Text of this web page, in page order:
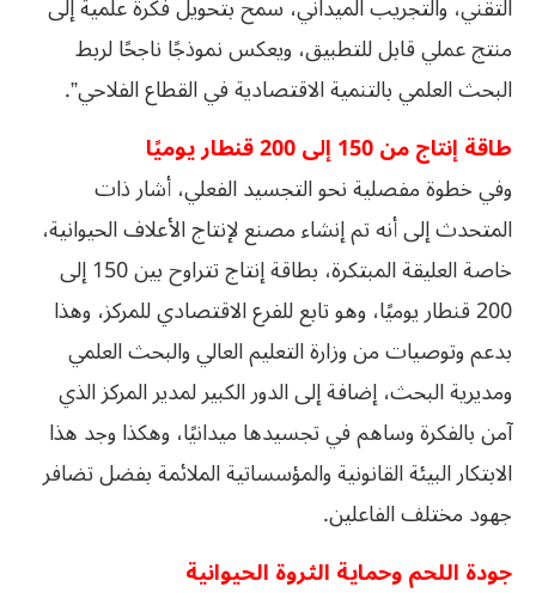
منتج عملي قابل للتطبيق، ويعكس نموذجًا ناجحًا لربط
البحث العلمي بالتنمية الاقتصادية في القطاع الفلاحي”.
طاقة إنتاج من 150 إلى 200 قنطار يوميًا
وفي خطوة مفصلية نحو التجسيد الفعلي، أشار ذات
المتحدث إلى أنه تم إنشاء مصنع لإنتاج الأعلاف الحيوانية،
خاصة العليقة المبتكرة، بطاقة إنتاج تتراوح بين 150 إلى
200 قنطار يوميًا، وهو تابع للفرع الاقتصادي للمركز، وهذا
بدعم وتوصيات من وزارة التعليم العالي والبحث العلمي
ومديرية البحث، إضافة إلى الدور الكبير لمدير المركز الذي
آمن بالفكرة وساهم في تجسيدها ميدانيًا، وهكذا وجد هذا
الابتكار البيئة القانونية والمؤسساتية الملائمة بفضل تضافر
جهود مختلف الفاعلين.
جودة اللحم وحماية الثروة الحيوانية